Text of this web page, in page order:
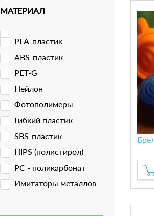
МАТЕРИАЛ
PLA-пластик
ABS-пластик
PET-G
Нейлон
Фотополимеры
Гибкий пластик
SBS-пластик
HIPS (полистирол)
PC - поликарбонат
Имитаторы металлов